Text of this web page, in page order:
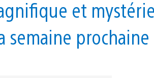
et
semaine prochaine